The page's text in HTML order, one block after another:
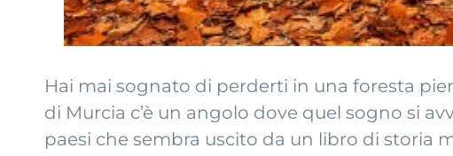
Hai mai sognato di perderti in una foresta
di Murcia c’è un angolo dove quel sogno si
paesi che sembra uscito da un libro di storia